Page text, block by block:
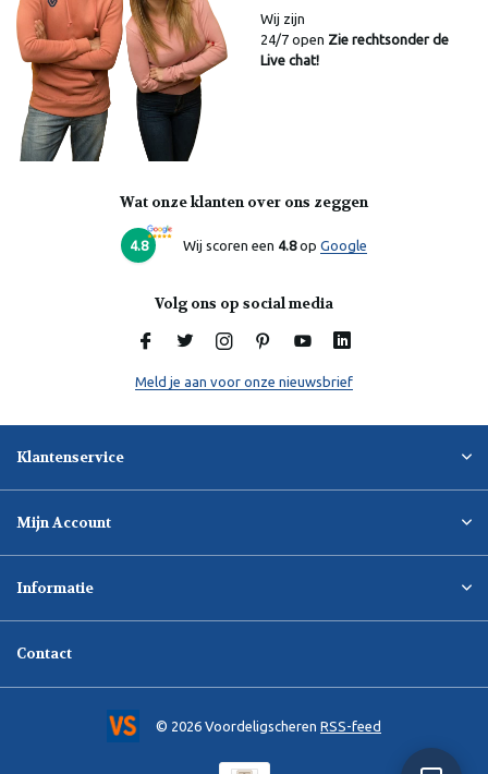
Wij zijn
24/7 open Zie rechtsonder de
Live chat!
Wat onze klanten over ons zeggen
4.8 Wij scoren een 4.8op Google
Volg ons op social media
Meld je aan voor onze nieuwsbrief
Klantenservice
Mijn Account
Informatie
Contact
© 2026 Voordeligscheren RSS-feed
Online